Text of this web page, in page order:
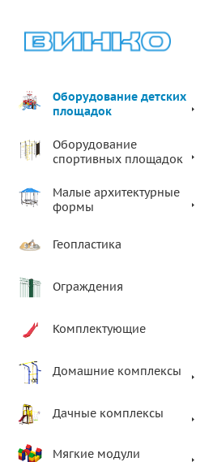
Оборудование детских
площадок
Оборудование
спортивных площадок
Малые архитектурные
формы
Геопластика
Ограждения
Комплектующие
Домашние комплексы
Дачные комплексы
Мягкие модули